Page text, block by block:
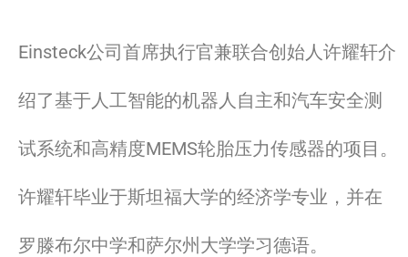
Einsteck公司首席执行官兼联合创始人许耀轩介
绍了基于人工智能的机器人自主和汽车安全测
试系统和高精度MEMS轮胎压力传感器的项目。
许耀轩毕业于斯坦福大学的经济学专业，并在
罗滕布尔中学和萨尔州大学学习德语。